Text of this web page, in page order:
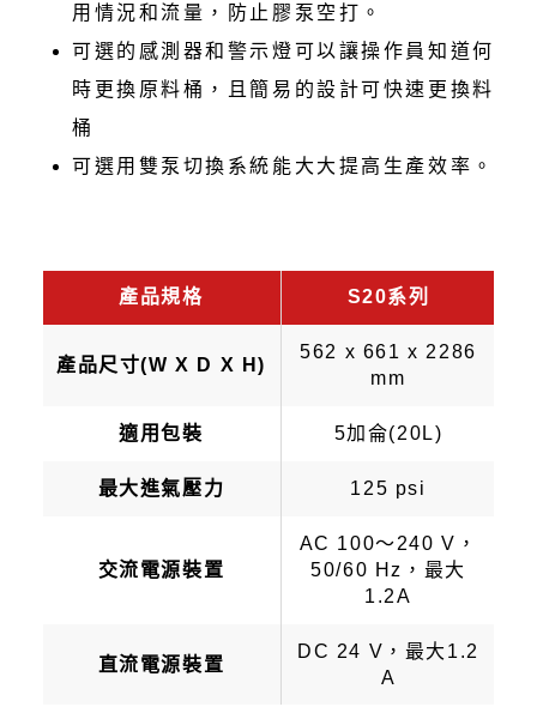
用情況和流量，防止膠泵空打。
可選的感測器和警示燈可以讓操作員知道何
時更換原料桶，且簡易的設計可快速更換料
桶
可選用雙泵切換系統能大大提高生產效率。
產品規格 S20系列
產品尺寸(W X D X H)
562 x 661 x 2286
mm
適用包裝 5加侖(20L)
最大進氣壓力 125 psi
交流電源裝置
AC 100～240 V，
50/60 Hz，最大
1.2A
直流電源裝置
DC 24 V，最大1.2
A